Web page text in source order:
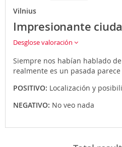
Vilnius
Impresionante
Desglose valoración
Siempre nos habían hablado
realmente es un pasada
POSITIVO: Localización y
NEGATIVO: No veo nada